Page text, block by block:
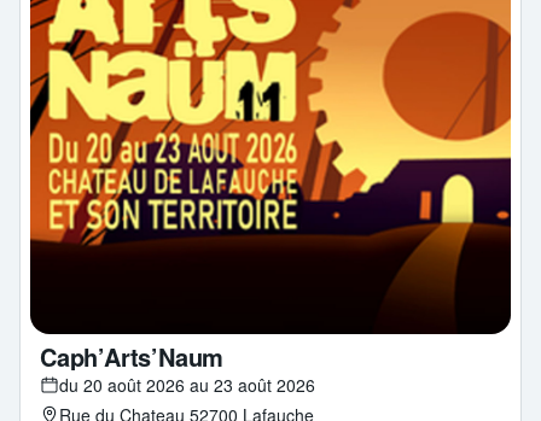
Caph’Arts’Naum
du 20 août 2026 au 23 août 2026
Rue du Chateau 52700 Lafauche